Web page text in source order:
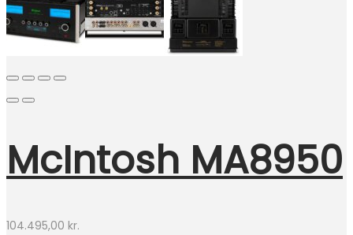
McIntosh MA8950
104.495,00 kr.